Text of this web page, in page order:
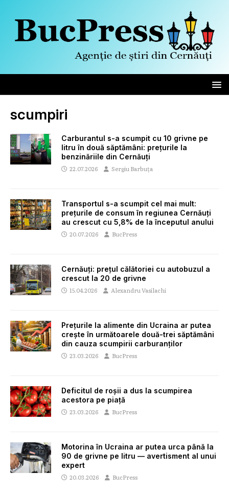
scumpiri
Carburantul s-a scumpit cu 10 grivne pe
litru în două săptămâni: prețurile la
benzinăriile din Cernăuți
22.07.2026 Sergiu Barbuța
Transportul s-a scumpit cel mai mult:
prețurile de consum în regiunea Cernăuți
au crescut cu 5,8% de la începutul anului
20.07.2026 BucPress
Cernăuți: prețul călătoriei cu autobuzul a
crescut la 20 de grivne
15.04.2026 Alexandru Vasilachi
Prețurile la alimente din Ucraina ar putea
crește în următoarele două-trei săptămâni
din cauza scumpirii carburanților
23.03.2026 BucPress
Deficitul de roșii a dus la scumpirea
acestora pe piață
23.03.2026 BucPress
Motorina în Ucraina ar putea urca până la
90 de grivne pe litru — avertisment al unui
expert
20.03.2026 BucPress